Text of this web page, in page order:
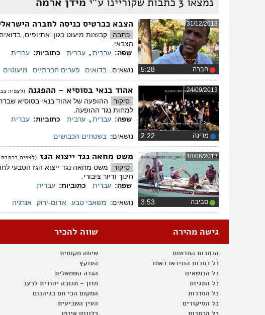
31/12/2013
חברה
הצבא ככרטיס כניסה לחברה
כתבה
קבוצות מיעוט כגון: אתיופים,
הצבאי.
שפה: ערבית , עברית כתוביות: עברית
נושאים: בדואים פערים חברתיים מיעוטים
24/09/2013
מדינה
אהוד בנאי בסוסיא – ההפגנה (לצפיה
סיקור
ההופעה של אהוד בנאי בסוסיא
למחות נגד ההופעה.
שפה: עברית , ערבית כתוביות: עברית
נושאים: בשטחים הכבושים
18/06/2013
סביבה
משט מחאה נגד ייצוא הגז (לצפיה בכתבת
סיקור
חינוך ודיור ציבורי.
שפה: עברית כתוביות: עברית
נושאים: משאבי טבע אדום-ירוק אנרגיה
גישה מהירה
הכתבות החדשות
כל כתבות הווידאו באתר
כל הנושאים
כל התגיות
כל הסדרות
כל הסיקורים
שווה להכיר
שיחה מקומית
העוקץ
הגדה השמאלית
מזון – תגובה יהודית לרעב
המקום הכי חם בגיהנום
העין השביעית